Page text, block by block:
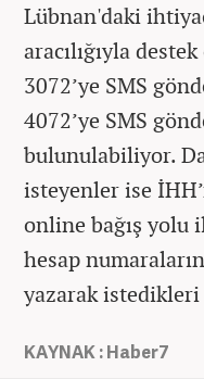
Lübnan'daki
aracılığıyla
3072’ye SMS
4072’ye SMS
bulunulabiliyor.
isteyenler ise
online bağış yolu
hesap
yazarak
KAYNAK : Haber7